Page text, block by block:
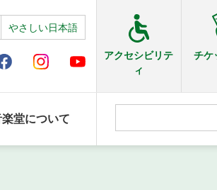
やさしい日本語
アクセシビリテ
ィ
チケ
楽堂について